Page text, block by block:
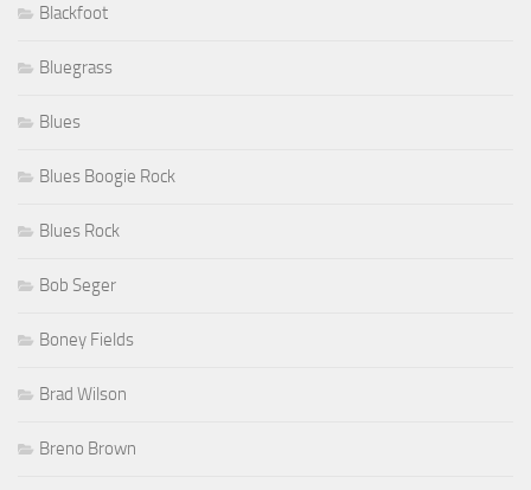
Blackfoot
Bluegrass
Blues
Blues Boogie Rock
Blues Rock
Bob Seger
Boney Fields
Brad Wilson
Breno Brown